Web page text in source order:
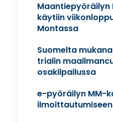
Maantiepyöräilyn
käytiin
Montassa
Suomelta
trialin
osakilpailussa
e-pyöräilyn MM-
ilmoittautumiseen